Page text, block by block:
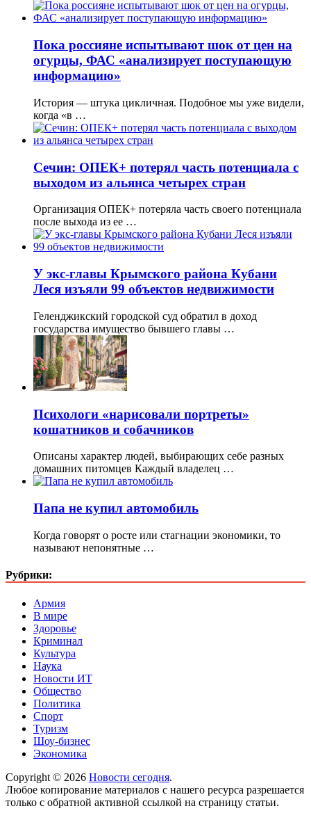
Пока россияне испытывают шок от цен на
огурцы, ФАС «анализирует поступающую
информацию»
История — штука цикличная. Подобное мы уже видели,
когда «в …
Сечин: ОПЕК+ потерял часть потенциала с
выходом из альянса четырех стран
Организация ОПЕК+ потеряла часть своего потенциала
после выхода из ее …
У экс-главы Крымского района Кубани
Леся изъяли 99 объектов недвижимости
Геленджикский городской суд обратил в доход
государства имущество бывшего главы …
Психологи «нарисовали портреты»
кошатников и собачников
Описаны характер людей, выбирающих себе разных
домашних питомцев Каждый владелец …
Папа не купил автомобиль
Когда говорят о росте или стагнации экономики, то
называют непонятные …
Рубрики:
Армия
В мире
Здоровье
Криминал
Культура
Наука
Новости ИТ
Общество
Политика
Спорт
Туризм
Шоу-бизнес
Экономика
Copyright © 2026 Новости сегодня.
Любое копирование материалов с нашего ресурса разрешается
только с обратной активной ссылкой на страницу статьи.